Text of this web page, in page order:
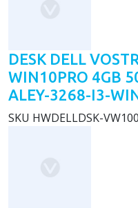
DESK DELL
WIN10PRO 4GB
ALEY-3268-I3-
SKU HWDELLDSK-